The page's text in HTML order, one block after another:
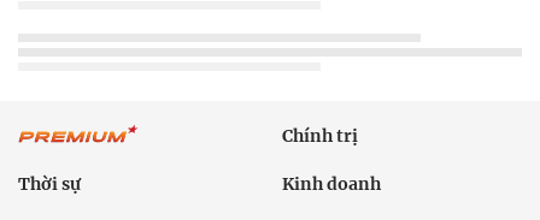
Chính trị
Thời sự Kinh doanh